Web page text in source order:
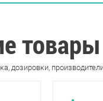
товары
дозировки,